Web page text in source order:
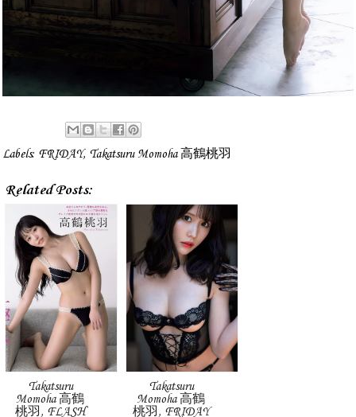
Labels: FRIDAY, Takatsuru Momoha 高鶴桃羽
Related Posts:
Takatsuru
Momoha 高鶴
桃羽, FLASH
Takatsuru
Momoha 高鶴
桃羽, FRIDAY